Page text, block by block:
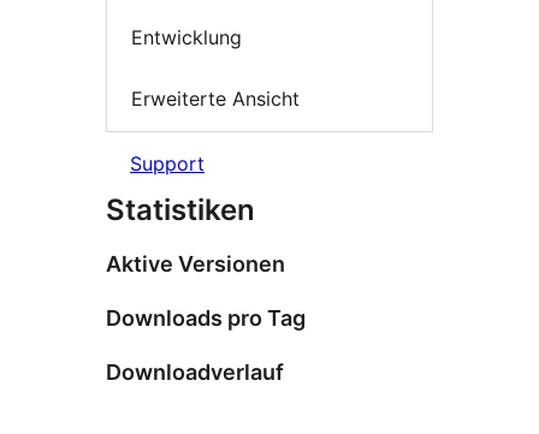
Entwicklung
Erweiterte Ansicht
Support
Statistiken
Aktive Versionen
Downloads pro Tag
Downloadverlauf